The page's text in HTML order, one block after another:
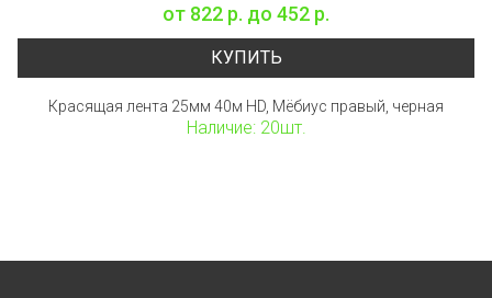
от 822 р. до 452 р.
КУПИТЬ
Красящая лента 25мм 40м HD, Мёбиус правый, черная
Наличие: 20шт.